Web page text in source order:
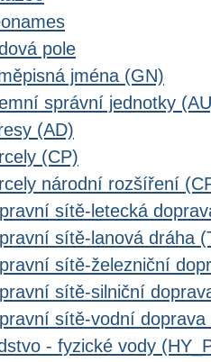
pole
jména (GN)
správní jednotky
(AD)
(CP)
národní rozšíření
sítě-letecká
sítě-lanová dráha
sítě-železniční
sítě-silniční
sítě-vodní doprava
- fyzické vody